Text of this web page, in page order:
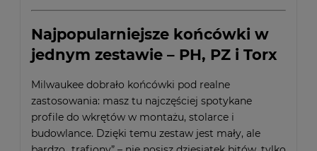
Najpopularniejsze końcówki w
jednym zestawie – PH, PZ i Torx
Milwaukee dobrało końcówki pod realne
zastosowania: masz tu najczęściej spotykane
profile do wkrętów w montażu, stolarce i
budowlance. Dzięki temu zestaw jest mały, ale